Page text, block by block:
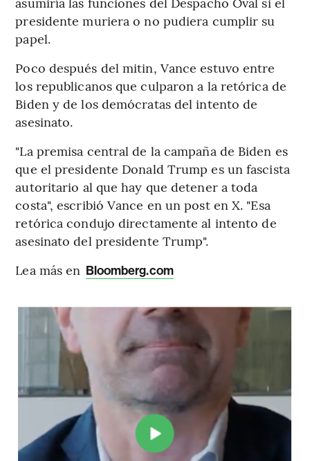
presidente muriera o no pudiera cumplir su
papel.
Poco después del mitin, Vance estuvo entre
los republicanos que culparon a la retórica de
Biden y de los demócratas del intento de
asesinato.
"La premisa central de la campaña de Biden es
que el presidente Donald Trump es un fascista
autoritario al que hay que detener a toda
costa", escribió Vance en un post en X. "Esa
retórica condujo directamente al intento de
asesinato del presidente Trump".
Lea más en Bloomberg.com